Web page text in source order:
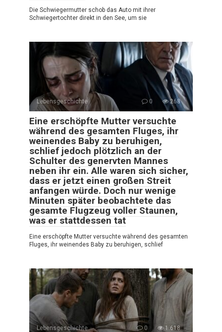
Die Schwiegermutter schob das Auto mit ihrer
Schwiegertochter direkt in den See, um sie
Lebensgeschichte 0 268
Eine erschöpfte Mutter versuchte
während des gesamten Fluges, ihr
weinendes Baby zu beruhigen,
schlief jedoch plötzlich an der
Schulter des genervten Mannes
neben ihr ein. Alle waren sich sicher,
dass er jetzt einen großen Streit
anfangen würde. Doch nur wenige
Minuten später beobachtete das
gesamte Flugzeug voller Staunen,
was er stattdessen tat
Eine erschöpfte Mutter versuchte während des gesamten
Fluges, ihr weinendes Baby zu beruhigen, schlief
Lebensgeschichte 0 1.618